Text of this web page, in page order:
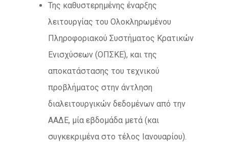
Της καθυστερημένης έναρξης
λειτουργίας του Ολοκληρωμένου
Πληροφοριακού Συστήματος Κρατικών
Ενισχύσεων (ΟΠΣΚΕ), και της
αποκατάστασης του τεχνικού
προβλήματος στην άντληση
διαλειτουργικών δεδομένων από την
ΑΑΔΕ, μία εβδομάδα μετά (και
συγκεκριμένα στο τέλος Ιανουαρίου).